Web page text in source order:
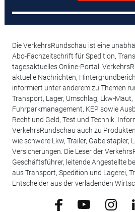
Die VerkehrsRundschau ist eine
Abo-Fachzeitschrift für Spedition,
tagesaktuelles Online-Portal.
aktuelle Nachrichten,
informiert unter anderem zu Themen
Transport, Lager, Umschlag, Lkw-
Fuhrparkmanagement, KEP sowie
Recht und Geld, Test und Technik.
VerkehrsRundschau auch zu
wie schwere Lkw, Trailer, Gabelstapler,
Versicherungen. Die Leser der
Geschäftsführer, leitende Angestellte
aus Transport, Spedition und Lagerei,
Entscheider aus der verladenden